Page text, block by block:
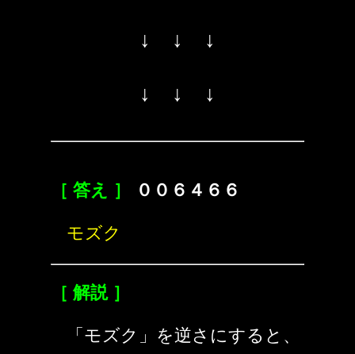
↓ ↓ ↓
↓ ↓ ↓
［ 答え ］ ００６４６６
モズク
［ 解説 ］
「モズク」を逆さにすると、